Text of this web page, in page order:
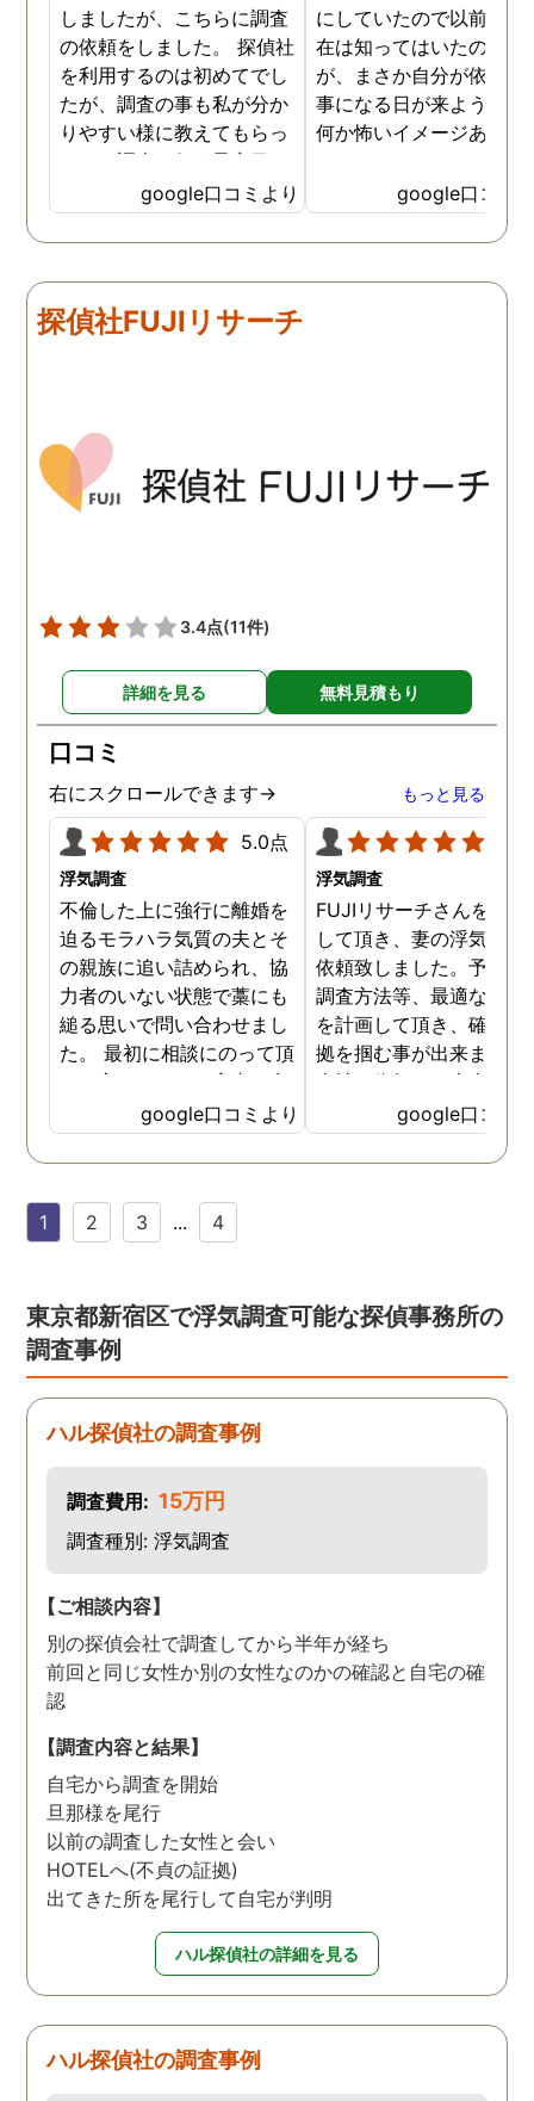
しましたが、こちらに調査
の依頼をしました。 探偵社
を利用するのは初めてでし
たが、調査の事も私が分か
りやすい様に教えてもらっ
たり、調査を行う予定日は
私の希望を聞いてもらいつ
つ、探偵さんのご意見も取
り入れ、細かく打ち合わせ
た。調査を行った日はその
日の報告を入れてくれたり
聞いて頂いたりと精神的に
も助かりました。 報告書や
調査の動画を見せてもらっ
ケアもしてもらったり色々
google口コミより
にしていたので以前から
在は知ってはいたのです
が、まさか自分が依頼す
事になる日が来ようと
何か怖いイメージありま
応も良く、安心して相談
きました。 調査後に弁
さんも紹介していただき
した！ありがとうござい
google口コミ
探偵社FUJIリサーチ
3.4点(11件)
詳細を見る 無料見積もり
口コミ
右にスクロールできます→ もっと見る
5.0点
浮気調査
不倫した上に強行に離婚を
迫るモラハラ気質の夫とそ
の親族に追い詰められ、協
力者のいない状態で藁にも
縋る思いで問い合わせまし
た。 最初に相談にのって頂
いた方も、とても率直に意
見を言っていただき、また
費用面も正直に答えていた
だき、私の望む結果を得る
言えないですが、それでも
依頼させていただきまし
た。 調査も私の望む結果を
得るべく、尽力して頂き、
密に連絡をいただきなが
ら、丁寧に対応してくださ
きました。 サポートの方
も、不安で日々辛い気持ち
対応して頂いた上に、かな
り迅速に弁護士に関するア
ドバイスを頂き繋いで下さ
った事、本当に感謝してい
ます。
google口コミより
浮気調査
FUJIリサーチさんをご紹
して頂き、妻の浮気調査
依頼致しました。予算か
調査方法等、最適なやり
を計画して頂き、確実な
拠を掴む事が出来ました
当社に依頼して本当に良
ったと実感しております
依頼中にはいろいろな相
も聞いて頂き、救われる
をお勧め致します。 今
google口コミ
1 2 3 ... 4
東京都新宿区で浮気調査可能な探偵事務所の
調査事例
ハル探偵社の調査事例
調査費用: 15万円
調査種別: 浮気調査
【ご相談内容】
別の探偵会社で調査してから半年が経ち
前回と同じ女性か別の女性なのかの確認と自宅の確
認
【調査内容と結果】
自宅から調査を開始
旦那様を尾行
以前の調査した女性と会い
HOTELへ(不貞の証拠)
出てきた所を尾行して自宅が判明
ハル探偵社の詳細を見る
ハル探偵社の調査事例